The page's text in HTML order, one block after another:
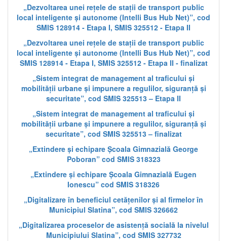
„Dezvoltarea unei rețele de stații de transport public
local inteligente și autonome (Intelli Bus Hub Net)”, cod
SMIS 128914 - Etapa I, SMIS 325512 - Etapa II
„Dezvoltarea unei rețele de stații de transport public
local inteligente și autonome (Intelli Bus Hub Net)”, cod
SMIS 128914 - Etapa I, SMIS 325512 - Etapa II - finalizat
„Sistem integrat de management al traficului și
mobilității urbane și impunere a regulilor, siguranță și
securitate”, cod SMIS 325513 – Etapa II
„Sistem integrat de management al traficului și
mobilității urbane și impunere a regulilor, siguranță și
securitate”, cod SMIS 325513 – finalizat
„Extindere și echipare Școala Gimnazială George
Poboran” cod SMIS 318323
„Extindere și echipare Școala Gimnazială Eugen
Ionescu” cod SMIS 318326
„Digitalizare în beneficiul cetățenilor și al firmelor în
Municipiul Slatina”, cod SMIS 326662
„Digitalizarea proceselor de asistență socială la nivelul
Municipiului Slatina”, cod SMIS 327732